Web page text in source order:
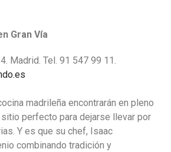
Gran Vía
Madrid. Tel. 91 547 99 11.
madrileña encontrarán en pleno
perfecto para dejarse llevar por
Y es que su chef, Isaac
combinando tradición y